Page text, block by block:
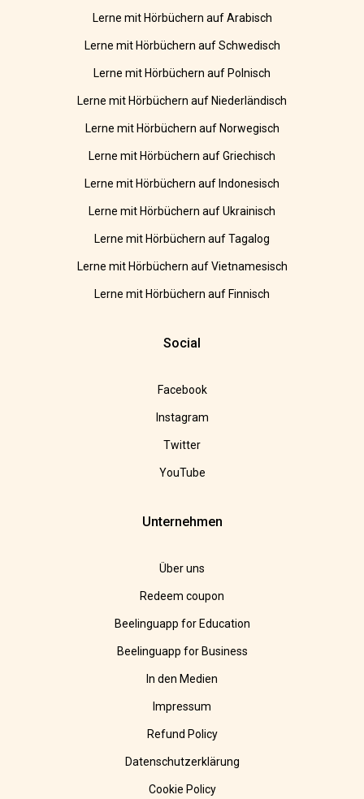
Lerne mit Hörbüchern auf Arabisch
Lerne mit Hörbüchern auf Schwedisch
Lerne mit Hörbüchern auf Polnisch
Lerne mit Hörbüchern auf Niederländisch
Lerne mit Hörbüchern auf Norwegisch
Lerne mit Hörbüchern auf Griechisch
Lerne mit Hörbüchern auf Indonesisch
Lerne mit Hörbüchern auf Ukrainisch
Lerne mit Hörbüchern auf Tagalog
Lerne mit Hörbüchern auf Vietnamesisch
Lerne mit Hörbüchern auf Finnisch
Social
Facebook
Instagram
Twitter
YouTube
Unternehmen
Über uns
Redeem coupon
Beelinguapp for Education
Beelinguapp for Business
In den Medien
Impressum
Refund Policy
Datenschutzerklärung
Cookie Policy